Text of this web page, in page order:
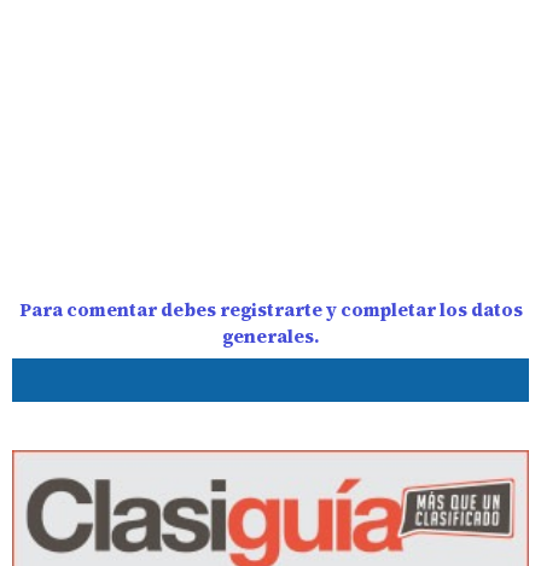
Para comentar debes registrarte y completar los datos
generales.